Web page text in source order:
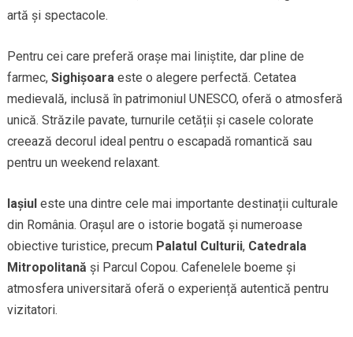
artă și spectacole.
Pentru cei care preferă orașe mai liniștite, dar pline de
farmec, Sighișoara este o alegere perfectă. Cetatea
medievală, inclusă în patrimoniul UNESCO, oferă o atmosferă
unică. Străzile pavate, turnurile cetății și casele colorate
creează decorul ideal pentru o escapadă romantică sau
pentru un weekend relaxant.
Iașiuleste una dintre cele mai importante destinații culturale
din România. Orașul are o istorie bogată și numeroase
obiective turistice, precum Palatul Culturii, Catedrala
Mitropolitană și Parcul Copou. Cafenelele boeme și
atmosfera universitară oferă o experiență autentică pentru
vizitatori.